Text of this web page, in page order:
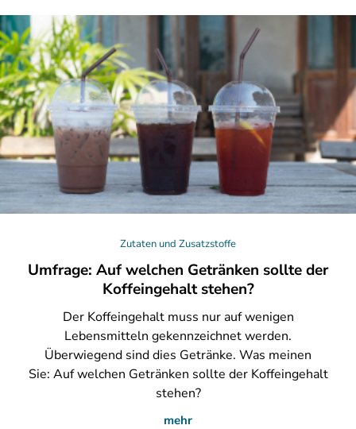
Zutaten und Zusatzstoffe
Umfrage: Auf welchen Getränken sollte der
Koffeingehalt stehen?
DerKoffeingehalt muss nur auf wenigen
Lebensmitteln gekennzeichnet werden.
Überwiegend sind dies Getränke. Was meinen
Sie: Auf welchen Getränken sollte der Koffeingehalt
stehen?
mehr